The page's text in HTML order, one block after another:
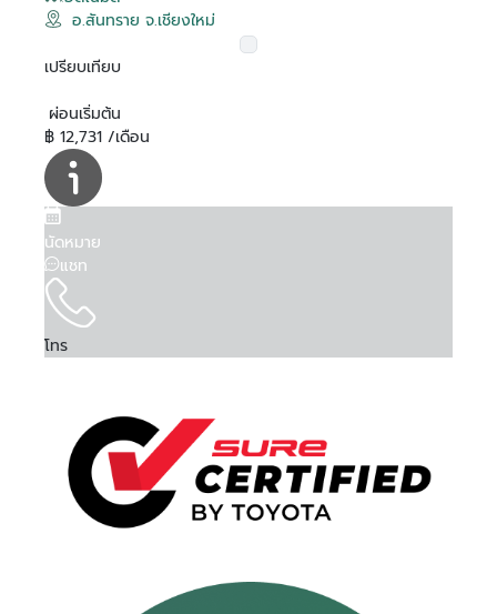
อ.สันทราย จ.เชียงใหม่
เปรียบเทียบ
ผ่อนเริ่มต้น
฿ 12,731 /เดือน
นัดหมาย
แชท
โทร